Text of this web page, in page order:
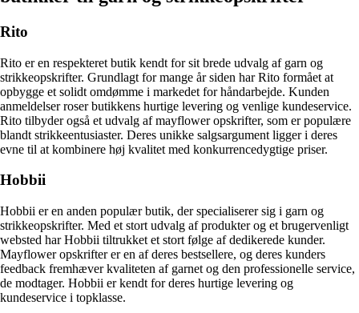
Rito
Rito er en respekteret butik kendt for sit brede udvalg af garn og
strikkeopskrifter. Grundlagt for mange år siden har Rito formået at
opbygge et solidt omdømme i markedet for håndarbejde. Kunden
anmeldelser roser butikkens hurtige levering og venlige kundeservice.
Rito tilbyder også et udvalg af mayflower opskrifter, som er populære
blandt strikkeentusiaster. Deres unikke salgsargument ligger i deres
evne til at kombinere høj kvalitet med konkurrencedygtige priser.
Hobbii
Hobbii er en anden populær butik, der specialiserer sig i garn og
strikkeopskrifter. Med et stort udvalg af produkter og et brugervenligt
websted har Hobbii tiltrukket et stort følge af dedikerede kunder.
Mayflower opskrifter er en af deres bestsellere, og deres kunders
feedback fremhæver kvaliteten af garnet og den professionelle service,
de modtager. Hobbii er kendt for deres hurtige levering og
kundeservice i topklasse.